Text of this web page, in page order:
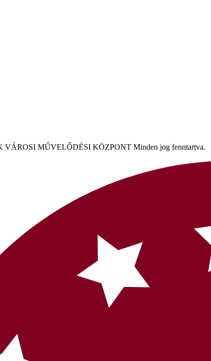
MŰVELŐDÉSI KÖZPONT Minden jog fenntartva.